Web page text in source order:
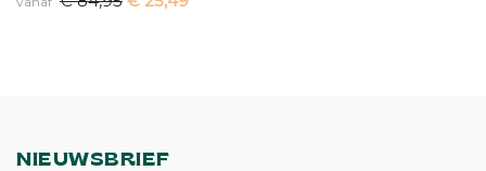
NIEUWSBRIEF